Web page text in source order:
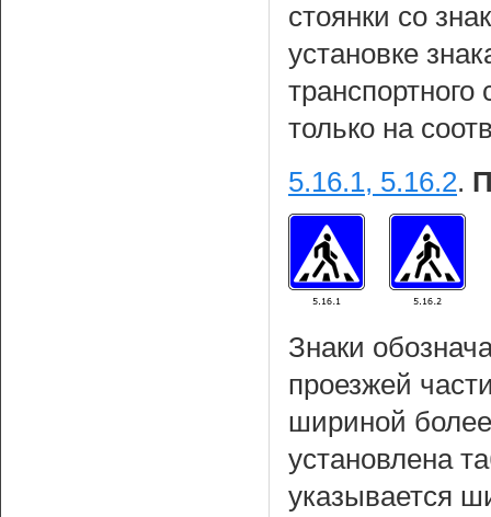
стоянки со
установке
транспортного
только на
5.16.1, 5.16.2.
Знаки
проезжей
шириной
установлена
указывается